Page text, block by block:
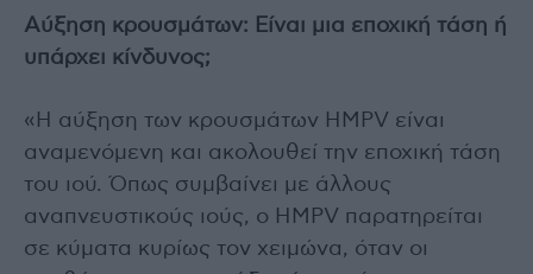
Αύξηση κρουσμάτων: Είναι μια εποχική τάση ή
υπάρχει κίνδυνος;
«Η αύξηση των κρουσμάτων HMPV είναι
αναμενόμενη και ακολουθεί την εποχική τάση
του ιού. Όπως συμβαίνει με άλλους
αναπνευστικούς ιούς, ο HMPV παρατηρείται
σε κύματα κυρίως τον χειμώνα, όταν οι